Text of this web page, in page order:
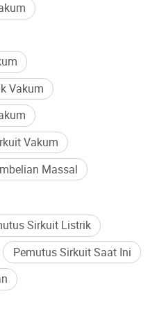
mengalihkan tegangan berlebih.
semua produk dilindungi
menawarkan
Technology Co.,Ltd.,
teknologi, keunggulan
pada pelanggan
berkinerja tinggi yang
dunia.
Vakum
Vakum
Massal
Sirkuit Listrik
Pemutus Sirkuit Saat Ini